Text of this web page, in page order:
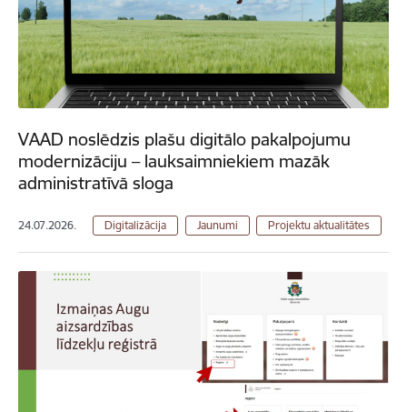
VAAD noslēdzis plašu digitālo pakalpojumu
modernizāciju – lauksaimniekiem mazāk
administratīvā sloga
24.07.2026. Digitalizācija Jaunumi Projektu aktualitātes